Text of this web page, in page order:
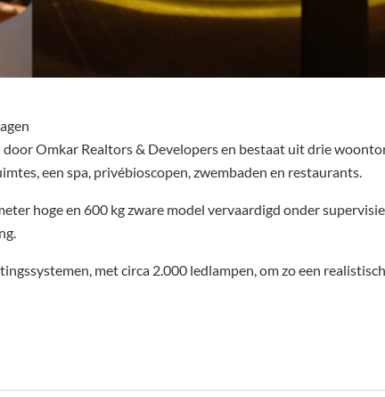
Omkar Realtors & Developers en bestaat uit drie
een spa, privébioscopen, zwembaden en restaurants.
hoge en 600 kg zware model vervaardigd onder
met circa 2.000 ledlampen, om zo een